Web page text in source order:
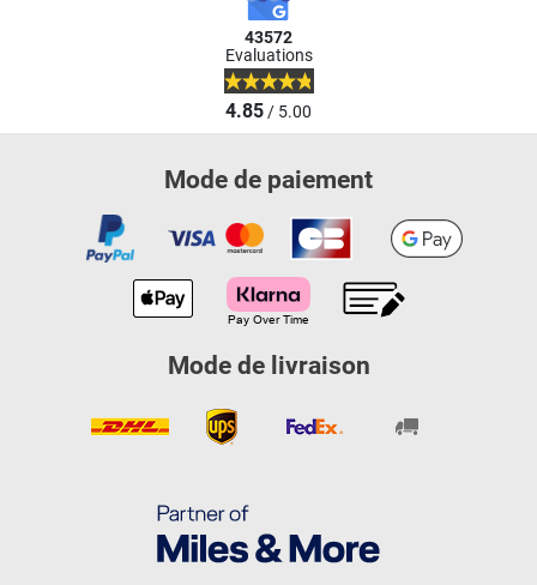
43572
Evaluations
4.85/ 5.00
Mode de paiement
Mode de livraison